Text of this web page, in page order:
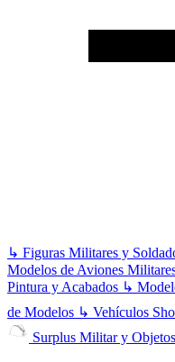
↳ Figuras Militares y
Modelos de Aviones
Pintura y Acabados ↳
de Modelos ↳ Vehículos
Surplus Militar y